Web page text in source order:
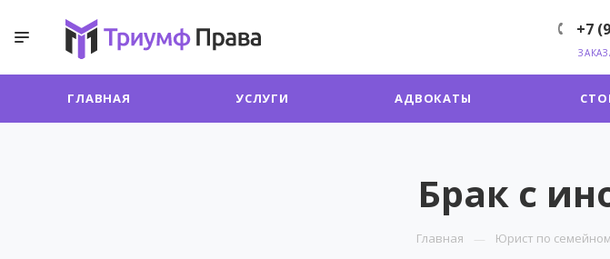
+7
ГЛАВНАЯ УСЛУГИ АДВОКАТЫ
Брак с
Главная Юрист по